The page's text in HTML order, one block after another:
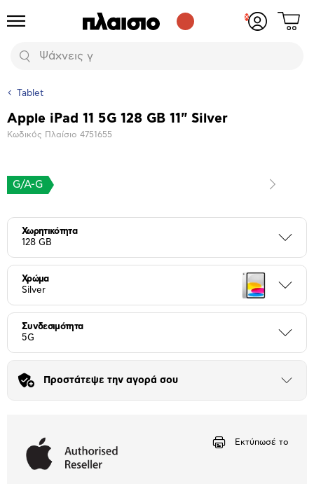
Προϊόντα
Αναζήτηση
Δες
Tablet
Βασικά
Apple iPad 11 5G 128 GB 11" Silver
Κωδικός Πλαίσιο 4751655
Επόμενο
G/A-G
Χωρητικότητα
128 GB
Χρώμα
Silver
Συνδεσιμότητα
5G
Προστάτεψε την αγορά σου
Άνοιξε
Εκτύπωσέ το